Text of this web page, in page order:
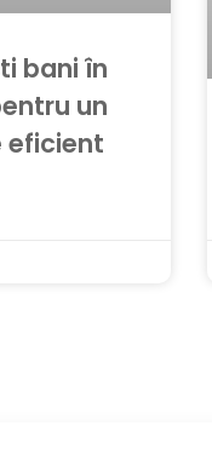
bani în
un
eficient